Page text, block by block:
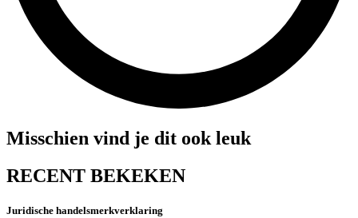
Misschien vind je dit ook leuk
RECENT BEKEKEN
Juridische handelsmerkverklaring